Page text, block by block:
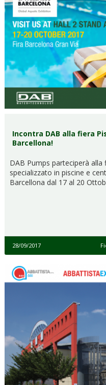
Incontra DAB alla fiera
Barcellona!
DAB Pumps parteciperà alla
specializzato in piscine e
Barcellona dal 17 al 20
28/09/2017